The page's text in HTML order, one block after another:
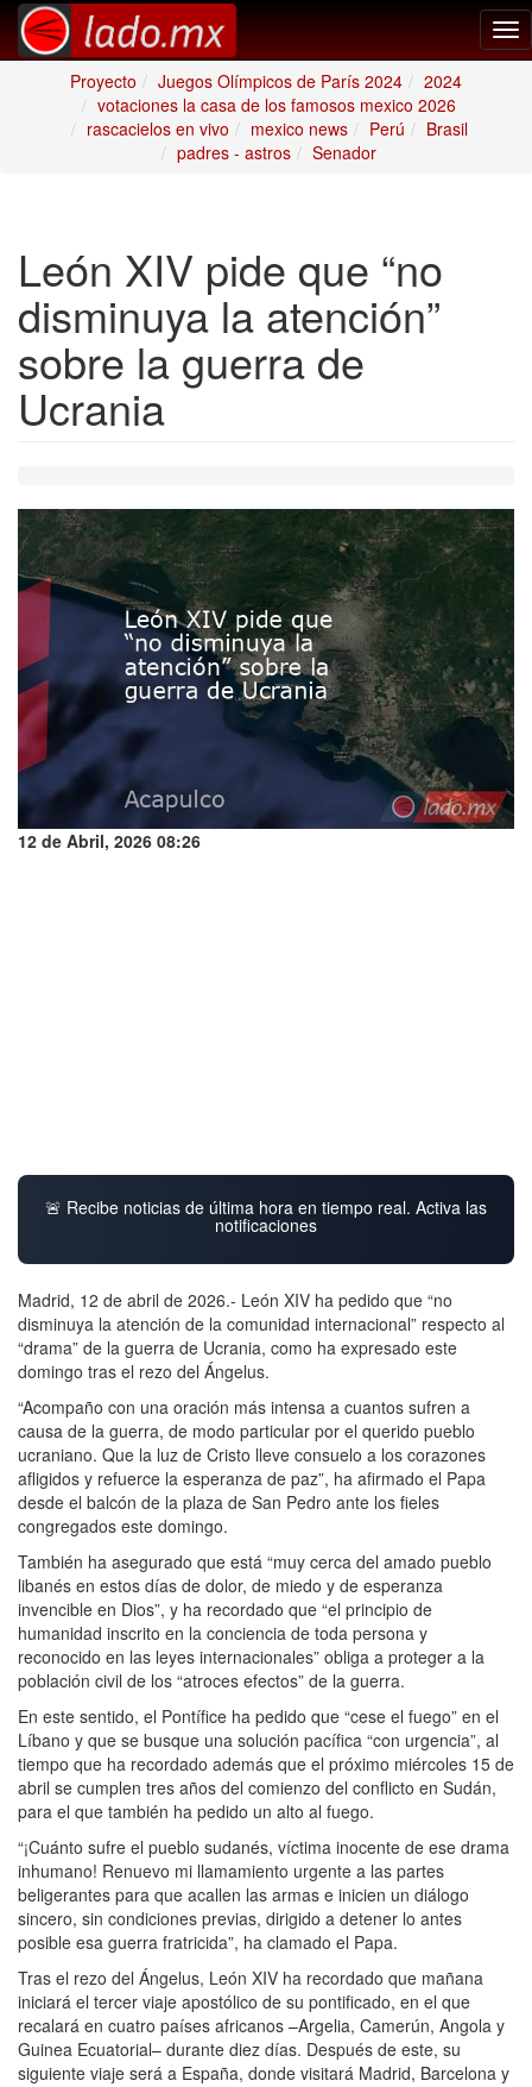
Proyecto
Juegos Olímpicos de París 2024
2024
votaciones la casa de los famosos mexico 2026
rascacielos en vivo
mexico news Perú
Brasil
padres - astros
Senador
León XIV pide que “no
disminuya la atención”
sobre la guerra de
Ucrania
12 de Abril, 2026 08:26
🚨 Recibe noticias de última hora en tiempo real. Activa las
notificaciones
Madrid, 12 de abril de 2026.- León XIV ha pedido que “no
disminuya la atención de la comunidad internacional” respecto al
“drama” de la guerra de Ucrania, como ha expresado este
domingo tras el rezo del Ángelus.
“Acompaño con una oración más intensa a cuantos sufren a
causa de la guerra, de modo particular por el querido pueblo
ucraniano. Que la luz de Cristo lleve consuelo a los corazones
afligidos y refuerce la esperanza de paz”, ha afirmado el Papa
desde el balcón de la plaza de San Pedro ante los fieles
congregados este domingo.
También ha asegurado que está “muy cerca del amado pueblo
libanés en estos días de dolor, de miedo y de esperanza
invencible en Dios”, y ha recordado que “el principio de
humanidad inscrito en la conciencia de toda persona y
reconocido en las leyes internacionales” obliga a proteger a la
población civil de los “atroces efectos” de la guerra.
En este sentido, el Pontífice ha pedido que “cese el fuego” en el
Líbano y que se busque una solución pacífica “con urgencia”, al
tiempo que ha recordado además que el próximo miércoles 15 de
abril se cumplen tres años del comienzo del conflicto en Sudán,
para el que también ha pedido un alto al fuego.
“¡Cuánto sufre el pueblo sudanés, víctima inocente de ese drama
inhumano! Renuevo mi llamamiento urgente a las partes
beligerantes para que acallen las armas e inicien un diálogo
sincero, sin condiciones previas, dirigido a detener lo antes
posible esa guerra fratricida”, ha clamado el Papa.
Tras el rezo del Ángelus, León XIV ha recordado que mañana
iniciará el tercer viaje apostólico de su pontificado, en el que
recalará en cuatro países africanos –Argelia, Camerún, Angola y
Guinea Ecuatorial– durante diez días. Después de este, su
siguiente viaje será a España, donde visitará Madrid, Barcelona y